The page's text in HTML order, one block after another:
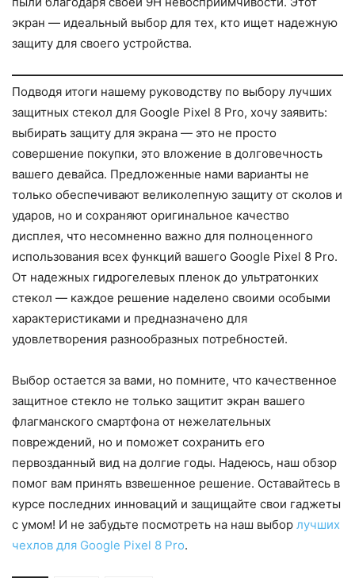
экран — идеальный выбор для тех, кто ищет надежную
защиту для своего устройства.
Подводя итоги нашему руководству по выбору лучших
защитных стекол для Google Pixel 8 Pro, хочу заявить:
выбирать защиту для экрана — это не просто
совершение покупки, это вложение в долговечность
вашего девайса. Предложенные нами варианты не
только обеспечивают великолепную защиту от сколов и
ударов, но и сохраняют оригинальное качество
дисплея, что несомненно важно для полноценного
использования всех функций вашего Google Pixel 8 Pro.
От надежных гидрогелевых пленок до ультратонких
стекол — каждое решение наделено своими особыми
характеристиками и предназначено для
удовлетворения разнообразных потребностей.
Выбор остается за вами, но помните, что качественное
защитное стекло не только защитит экран вашего
флагманского смартфона от нежелательных
повреждений, но и поможет сохранить его
первозданный вид на долгие годы. Надеюсь, наш обзор
помог вам принять взвешенное решение. Оставайтесь в
курсе последних инноваций и защищайте свои гаджеты
с умом! И не забудьте посмотреть на наш выбор лучших
чехлов для Google Pixel 8 Pro.